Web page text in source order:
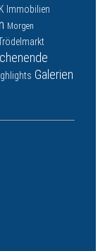
Immobilien
Morgen
Galerien